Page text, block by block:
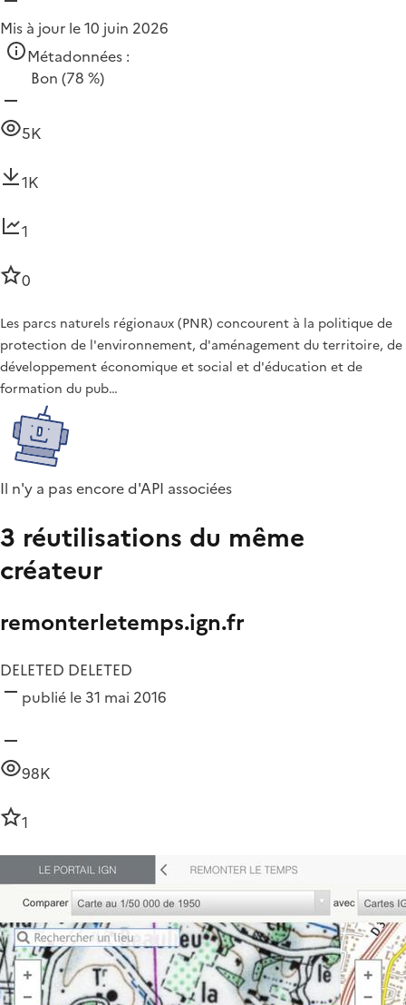
Mis à jour le 10 juin 2026
Métadonnées :
Bon (78 %)
5K
1K
1
0
Les parcs naturels régionaux (PNR) concourent à la politique de
protection de l'environnement, d'aménagement du territoire, de
développement économique et social et d'éducation et de
formation du pub…
Il n'y a pas encore d'API associées
3 réutilisations du même
créateur
remonterletemps.ign.fr
DELETED DELETED
publié le 31 mai 2016
98K
1